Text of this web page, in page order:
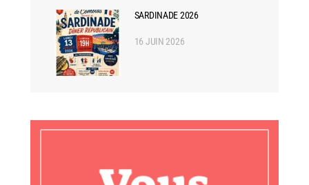
SARDINADE 2026
16 JUIN 2026